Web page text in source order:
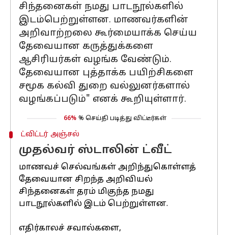
சிந்தனைகள் நமது பாடநூல்களில்
இடம்பெற்றுள்ளன. மாணவர்களின்
அறிவாற்றலை கூர்மையாக்க செய்ய
தேவையான கருத்துக்களை
ஆசிரியர்கள் வழங்க வேண்டும்.
தேவையான புத்தாக்க பயிற்சிகளை
சமூக கல்வி துறை வல்லுனர்களால்
வழங்கப்படும்" எனக் கூறியுள்ளார்.
66% % செய்தி படித்து விட்டீர்கள்
ட்விட்டர் அஞ்சல்
முதல்வர் ஸ்டாலின் ட்வீட்
மாணவச் செல்வங்கள் அறிந்துகொள்ளத்
தேவையான சிறந்த அறிவியல்
சிந்தனைகள் தரம் மிகுந்த நமது
பாடநூல்களில் இடம் பெற்றுள்ளன.
எதிர்காலச் சவால்களை,